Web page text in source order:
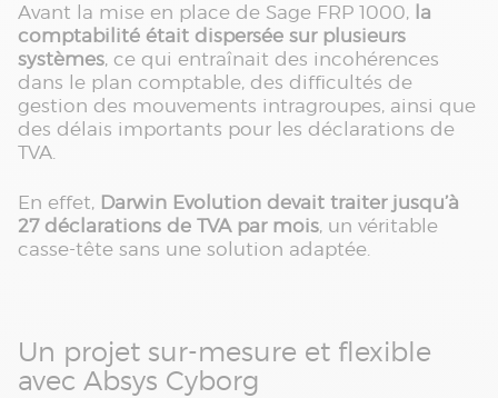
Avant la mise en place de Sage FRP 1000, la
comptabilité était dispersée sur plusieurs
systèmes, ce qui entraînait des incohérences
dans le plan comptable, des difficultés de
gestion des mouvements intragroupes, ainsi que
des délais importants pour les déclarations de
TVA.
En effet, Darwin Evolution devait traiter jusqu’à
27 déclarations de TVA par mois, un véritable
casse-tête sans une solution adaptée.
Un projet sur-mesure et flexible
avec Absys Cyborg